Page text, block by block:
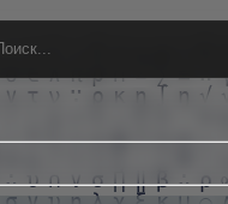
📹 GoodZone.live